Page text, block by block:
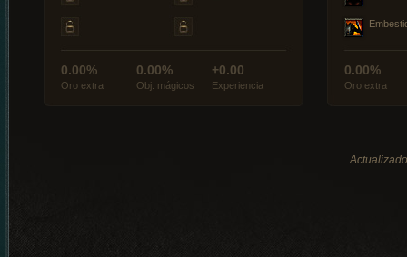
0.00%
Oro extra
0.00%
Obj. mágicos
+0.00
Experiencia
0.00%
Oro extra